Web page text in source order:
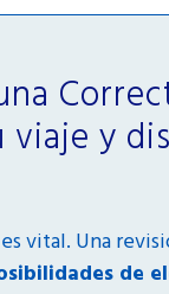
y
vital. Una
de